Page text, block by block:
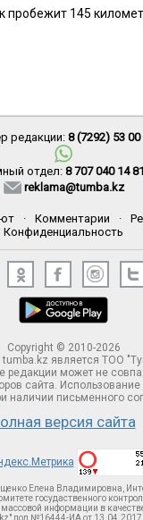
145
редакции: 8 (7292) 53 00
отдел: 8 707 040 14 81
reklama@tumba.kz
· Комментарии ·
Конфиденциальность
Copyright © 2010-2026
является ТОО
может не
сайта.
наличии письменного
версия сайта
Елена Владимировна,
госудаственного
информации в